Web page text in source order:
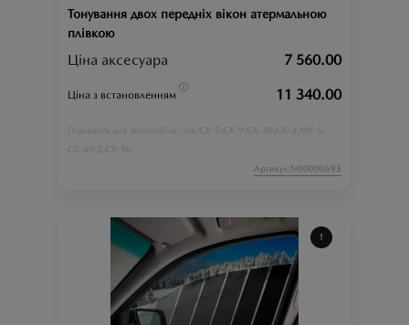
Тонування двох передніх вікон атермальною
плівкою
Ціна аксесуара 7 560.00
Ціна з встановленням 11 340.00
Підходить для автомобіля : 3; 6; CX-5; CX-9; CX-30; CX-3;
MX-5;
CX-60;
2; CX-90;
Артикул:N00000693